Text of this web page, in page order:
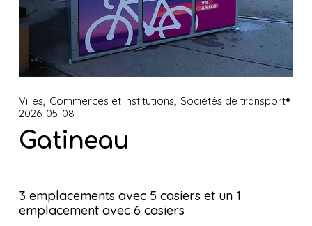
Villes, Commerces et institutions, Sociétés de transport
2026-05-08
Gatineau
3 emplacements avec 5 casiers et un 1
emplacement avec 6 casiers